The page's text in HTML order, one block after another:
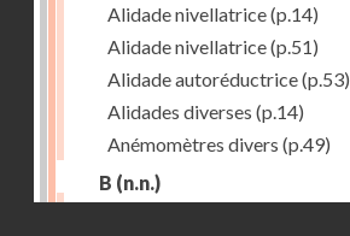
Alidade nivellatrice(p.14)
Alidade nivellatrice(p.51)
Alidade autoréductrice(p.53)
Alidades diverses (p.14)
Anémomètres divers (p.49)
B (n.n.)
Barème graphique(p.53)